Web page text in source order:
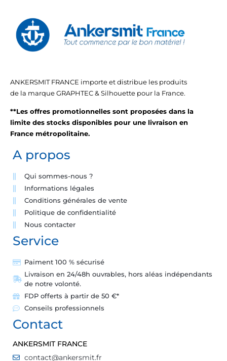
ANKERSMIT FRANCE importe et distribue les produits
de la marque GRAPHTEC & Silhouette pour la France.
**Les offres promotionnelles sont proposées dans la
limite des stocks disponibles pour une livraison en
France métropolitaine.
A propos
Qui sommes-nous ?
Informations légales
Conditions générales de vente
Politique de confidentialité
Nous contacter
Service
Paiment 100 % sécurisé
Livraison en 24/48h ouvrables, hors aléas indépendants
de notre volonté.
FDP offerts à partir de 50 €*
Conseils professionnels
Contact
ANKERSMIT FRANCE
contact@ankersmit.fr